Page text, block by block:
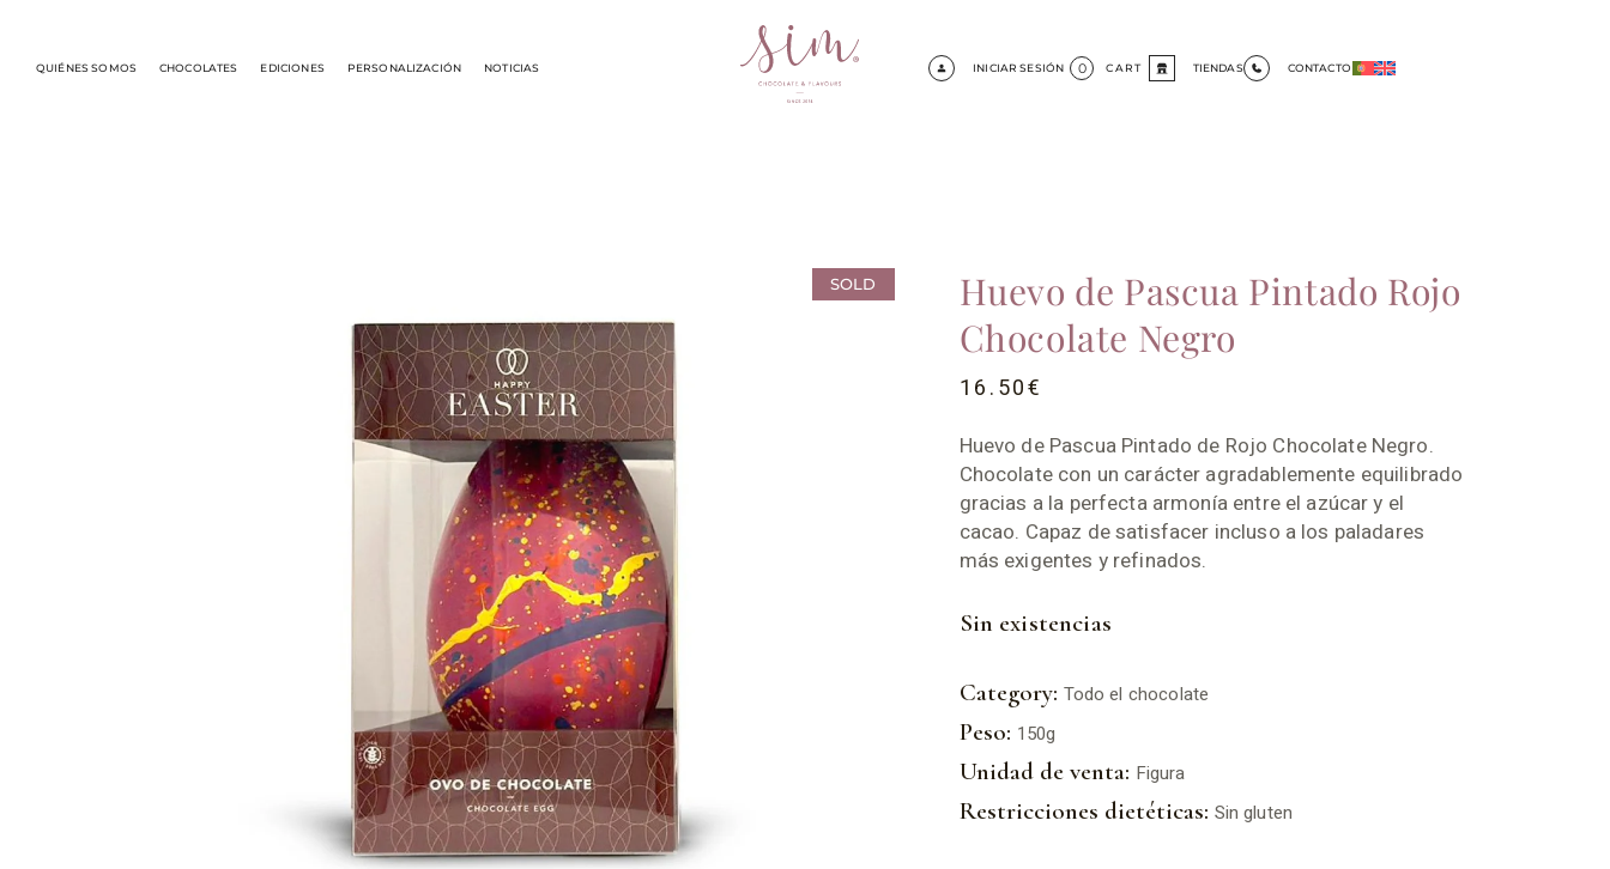
QUIÉNES SOMOS CHOCOLATES EDICIONES PERSONALIZACIÓN NOTICIAS INICIAR SESIÓN CART
0 TIENDAS CONTACTO
SOLD
Huevo de Pascua Pintado Rojo
Chocolate Negro
16.50€
Huevo de Pascua Pintado de Rojo Chocolate Negro.
Chocolate con un carácter agradablemente equilibrado
gracias a la perfecta armonía entre el azúcar y el
cacao. Capaz de satisfacer incluso a los paladares
más exigentes y refinados.
Sin existencias
Category: Todo el chocolate
Peso: 150g
Unidad de venta: Figura
Restricciones dietéticas: Sin gluten